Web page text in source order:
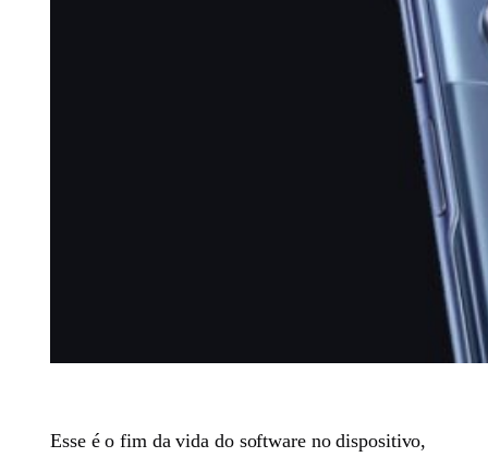
Esse é o fim da vida do software no dispositivo,